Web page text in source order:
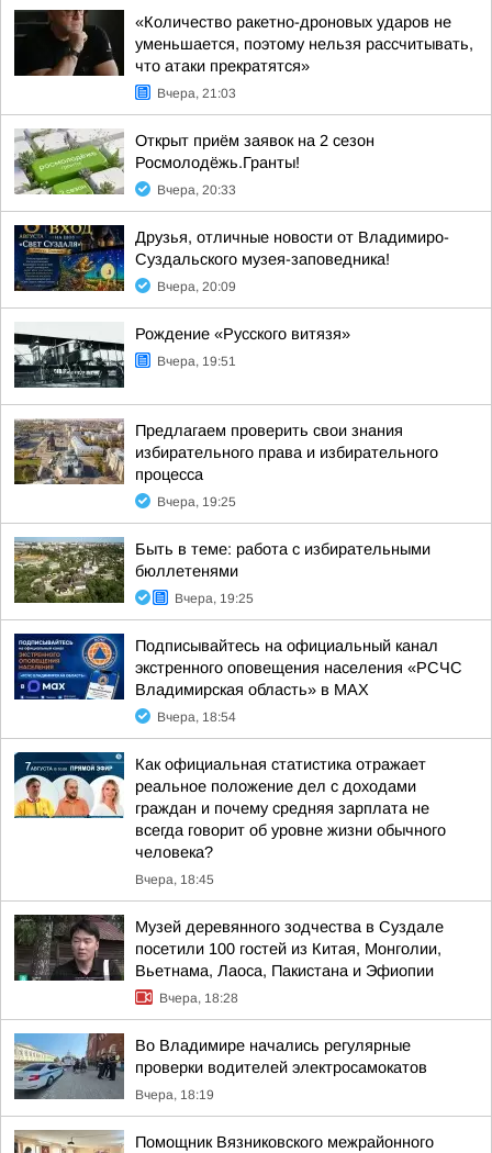
«Количество ракетно-дроновых ударов не
уменьшается, поэтому нельзя рассчитывать,
что атаки прекратятся»
Вчера, 21:03
Открыт приём заявок на 2 сезон
Росмолодёжь.Гранты!
Вчера, 20:33
Друзья, отличные новости от Владимиро-
Суздальского музея-заповедника!
Вчера, 20:09
Рождение «Русского витязя»
Вчера, 19:51
Предлагаем проверить свои знания
избирательного права и избирательного
процесса
Вчера, 19:25
Быть в теме: работа с избирательными
бюллетенями
Вчера, 19:25
Подписывайтесь на официальный канал
экстренного оповещения населения «РСЧС
Владимирская область» в МАХ
Вчера, 18:54
Как официальная статистика отражает
реальное положение дел с доходами
граждан и почему средняя зарплата не
всегда говорит об уровне жизни обычного
человека?
Вчера, 18:45
Музей деревянного зодчества в Суздале
посетили 100 гостей из Китая, Монголии,
Вьетнама, Лаоса, Пакистана и Эфиопии
Вчера, 18:28
Во Владимире начались регулярные
проверки водителей электросамокатов
Вчера, 18:19
Помощник Вязниковского межрайонного